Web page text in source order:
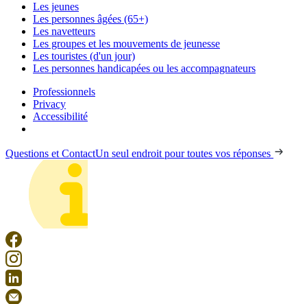
Les jeunes
Les personnes âgées (65+)
Les navetteurs
Les groupes et les mouvements de jeunesse
Les touristes (d'un jour)
Les personnes handicapées ou les accompagnateurs
Professionnels
Privacy
Accessibilité
Questions et ContactUn seul endroit pour toutes vos réponses